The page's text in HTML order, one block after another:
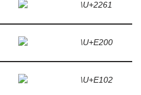
\U+2261
\U+E200
\U+E102